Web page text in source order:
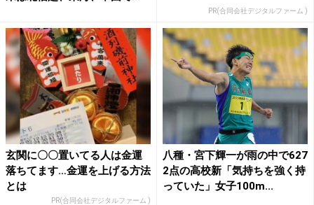
PR(合同会社デジタルファーム )
玄関に〇〇置いてる人は金運
落ちてます…金運を上げる方法
とは
PR(合同会社デジタルファーム )
八種・宮下輝一が雨の中で627
2点の高校新「気持ちを強く持
っていた」女子100m...